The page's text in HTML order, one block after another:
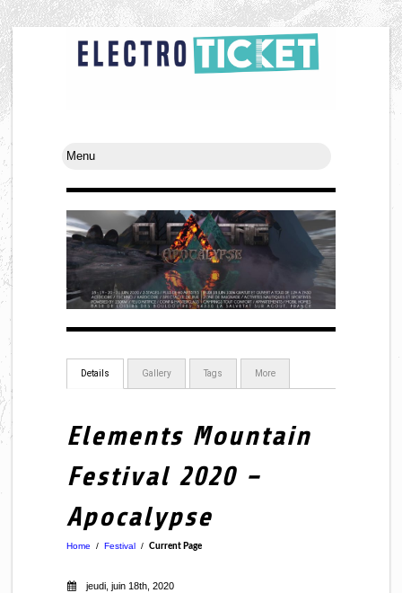
Details Gallery Tags More
Elements Mountain
Festival 2020 –
Apocalypse
Home / Festival / Current Page
jeudi, juin 18th, 2020